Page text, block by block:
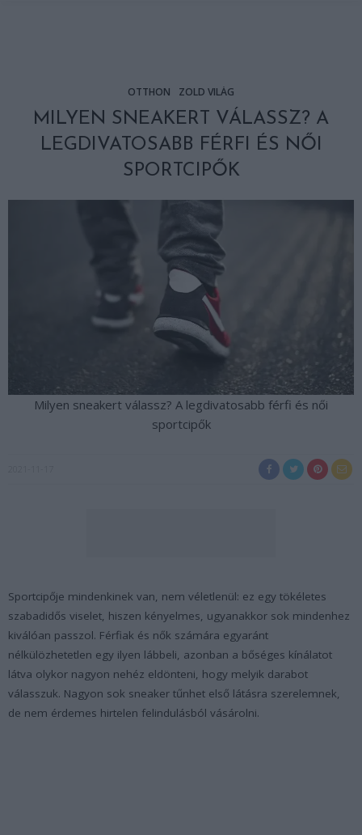
OTTHON ZÖLD VILÁG
MILYEN SNEAKERT VÁLASSZ? A
LEGDIVATOSABB FÉRFI ÉS NŐI
SPORTCIPŐK
Milyen sneakert válassz? A legdivatosabb férfi és női
sportcipők
Sportcipője mindenkinek van, nem véletlenül: ez egy tökéletes
szabadidős viselet, hiszen kényelmes, ugyanakkor sok mindenhez
kiválóan passzol. Férfiak és nők számára egyaránt
nélkülözhetetlen egy ilyen lábbeli, azonban a bőséges kínálatot
látva olykor nagyon nehéz eldönteni, hogy melyik darabot
válasszuk. Nagyon sok sneaker tűnhet első látásra szerelemnek,
de nem érdemes hirtelen felindulásból vásárolni.